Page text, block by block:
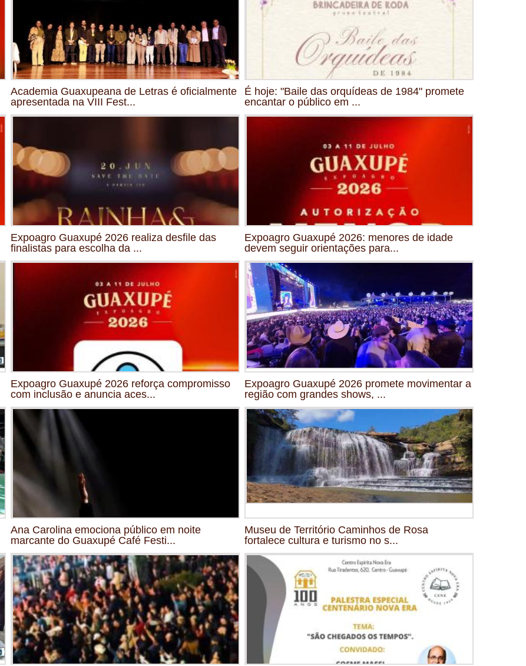
Academia Guaxupeana de Letras é oficialmente
apresentada na VIII Fest...
É hoje: "Baile das orquídeas de 1984" promete
encantar o público em ...
Expoagro Guaxupé 2026 realiza desfile das
finalistas para escolha da ...
Expoagro Guaxupé 2026: menores de idade
devem seguir orientações para...
Expoagro Guaxupé 2026 reforça compromisso
com inclusão e anuncia aces...
Expoagro Guaxupé 2026 promete movimentar a
região com grandes shows, ...
Ana Carolina emociona público em noite
marcante do Guaxupé Café Festi...
Museu de Território Caminhos de Rosa
fortalece cultura e turismo no s...